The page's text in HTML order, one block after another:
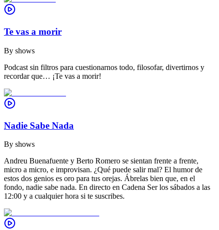
Te vas a morir
By shows
Podcast sin filtros para cuestionarnos todo, filosofar, divertirnos y
recordar que… ¡Te vas a morir!
Nadie Sabe Nada
By shows
Andreu Buenafuente y Berto Romero se sientan frente a frente,
micro a micro, e improvisan. ¿Qué puede salir mal? El humor de
estos dos genios es oro para tus orejas. Ábrelas bien que, en el
fondo, nadie sabe nada. En directo en Cadena Ser los sábados a las
12:00 y a cualquier hora si te suscribes.